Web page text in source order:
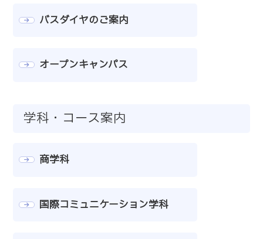
バスダイヤのご案内
オープンキャンパス
学科・コース案内
商学科
国際コミュニケーション学科